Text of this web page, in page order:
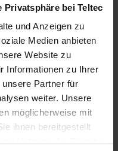
Privatsphäre bei Teltec
und Anzeigen zu
Medien anbieten
Website zu
Informationen zu Ihrer
Partner für
weiter. Unsere
möglicherweise mit
ihnen bereitgestellt
für EF zu L-Mount
Kameras